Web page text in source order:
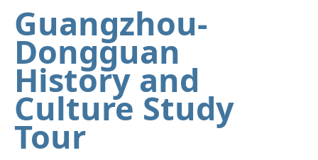
Guangzhou-
Dongguan
History and
Culture Study
Tour